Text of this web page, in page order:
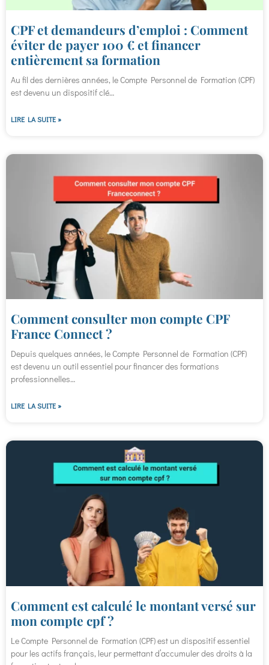
CPF et demandeurs d’emploi : Comment
éviter de payer 100 € et financer
entièrement sa formation
Au fil des dernières années, le Compte Personnel de Formation (CPF)
est devenu un dispositif clé…
LIRE LA SUITE »
Comment consulter mon compte CPF
France Connect ?
Depuis quelques années, le Compte Personnel de Formation (CPF)
est devenu un outil essentiel pour financer des formations
professionnelles…
LIRE LA SUITE »
Comment est calculé le montant versé sur
mon compte cpf ?
Le Compte Personnel de Formation (CPF) est un dispositif essentiel
pour les actifs français, leur permettant d’accumuler des droits à la